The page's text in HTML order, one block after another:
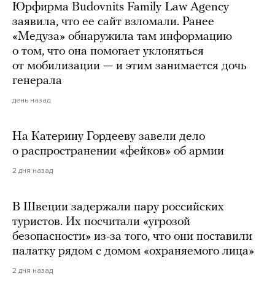
Юрфирма Budovnits Family Law Agency
заявила, что ее сайт взломали. Ранее
«Медуза» обнаружила там информацию
о том, что она помогает уклоняться
от мобилизации — и этим занимается дочь
генерала
день назад
На Катерину Гордееву завели дело
о распространении «фейков» об армии
2 дня назад
В Швеции задержали пару российских
туристов. Их посчитали «угрозой
безопасности» из-за того, что они поставили
палатку рядом с домом «охраняемого лица»
2 дня назад